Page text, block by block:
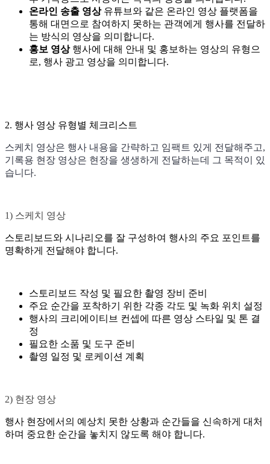
온라인 송출 영상 유튜브와 같은 온라인 영상 플랫폼을
통해 대면으로 참여하지 못하는 관객에게 행사를 전달하
는 방식의 영상을 의미합니다.
홍보 영상 행사에 대해 안내 및 홍보하는 영상의 유형으
로, 행사 광고 영상을 의미합니다.
2. 행사 영상 유형별 체크리스트
스케치 영상은 행사 내용을 간략하고 임팩트 있게 전달해주고,
기록용 현장 영상은 현장을 생생하게 전달하는데 그 목적이 있
습니다.
1) 스케치 영상
스토리보드와 시나리오를 잘 구성하여 행사의 주요 포인트를
명확하게 전달해야 합니다.
스토리보드 작성 및 필요한 촬영 장비 준비
주요 순간을 포착하기 위한 각종 각도 및 녹화 위치 설정
행사의 크리에이티브 컨셉에 따른 영상 스타일 및 톤 결
정
필요한 소품 및 도구 준비
촬영 일정 및 로케이션 계획
2) 현장 영상
행사 현장에서의 예상치 못한 상황과 순간들을 신속하게 대처
하며 중요한 순간을 놓치지 않도록 해야 합니다.